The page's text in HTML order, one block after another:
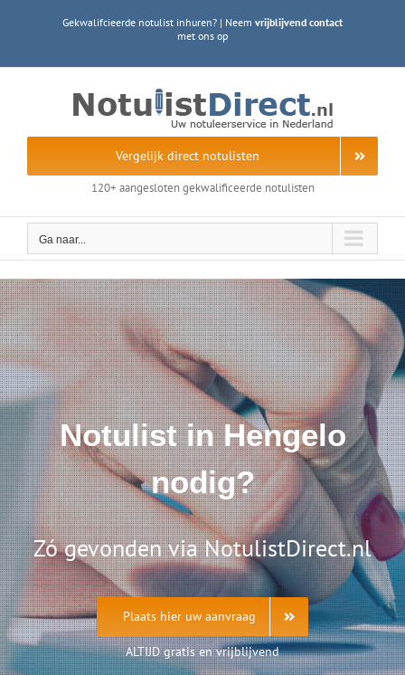
Gekwalifcieerde notulist inhuren? | Neem vrijblijvend contact
met ons op
Vergelijk direct notulisten
120+ aangesloten gekwalificeerde notulisten
Ga naar...
Notulist in Hengelo
nodig?
Zó gevonden via NotulistDirect.nl
Plaats hier uw aanvraag
ALTIJD gratis en vrijblijvend